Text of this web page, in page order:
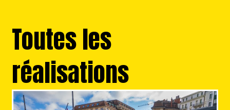
Toutes les
réalisations